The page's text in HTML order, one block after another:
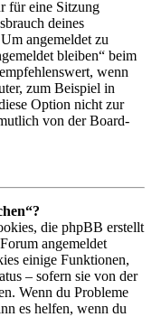
für eine Sitzung
deines
angemeldet zu
bleiben“ beim
wenn
zum Beispiel in
Option nicht zur
von der Board-
die phpBB erstellt
angemeldet
einige Funktionen,
– sofern sie von der
Wenn du Probleme
es helfen, wenn du